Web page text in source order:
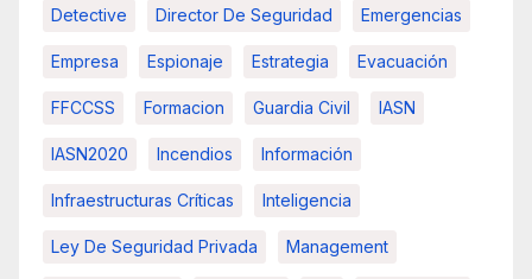
Detective Director De Seguridad Emergencias
Empresa Espionaje Estrategia Evacuación
FFCCSS Formacion Guardia Civil IASN
IASN2020 Incendios Información
Infraestructuras Críticas Inteligencia
Ley De Seguridad Privada Management